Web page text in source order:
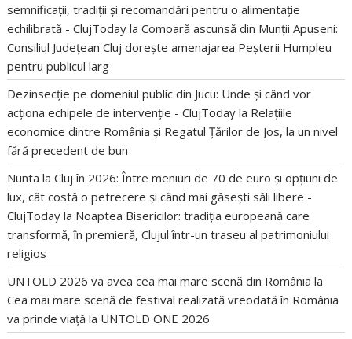
semnificații, tradiții și recomandări pentru o alimentație
echilibrată - ClujToday laComoară ascunsă din Munții Apuseni:
Consiliul Județean Cluj dorește amenajarea Peșterii Humpleu
pentru publicul larg
Dezinsecție pe domeniul public din Jucu: Unde și când vor
acționa echipele de intervenție - ClujToday la Relațiile
economice dintre România și Regatul Țărilor de Jos, la un nivel
fără precedent de bun
Nunta la Cluj în 2026: Între meniuri de 70 de euro și opțiuni de
lux, cât costă o petrecere și când mai găsești săli libere -
ClujToday la Noaptea Bisericilor: tradiția europeană care
transformă, în premieră, Clujul într-un traseu al patrimoniului
religios
UNTOLD 2026 va avea cea mai mare scenă din România la
Cea mai mare scenă de festival realizată vreodată în România
va prinde viață la UNTOLD ONE 2026